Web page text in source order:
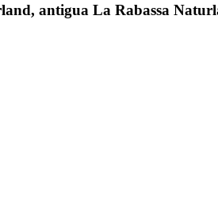
antigua La Rabassa